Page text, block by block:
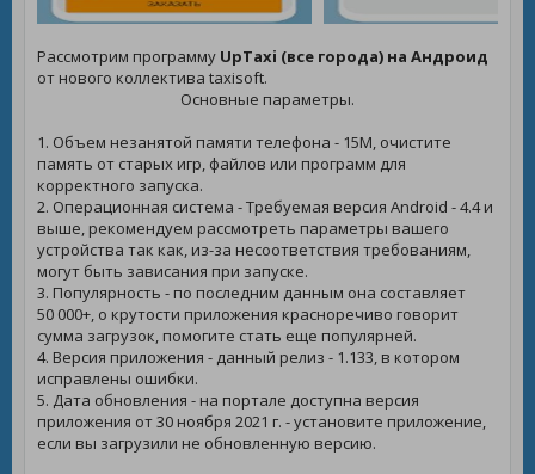
Рассмотрим программу UpTaxi (все города) на Андроид
от нового коллектива taxisoft.
Основные параметры.
1. Объем незанятой памяти телефона - 15M, очистите
память от старых игр, файлов или программ для
корректного запуска.
2. Операционная система - Требуемая версия Android - 4.4 и
выше, рекомендуем рассмотреть параметры вашего
устройства так как, из-за несоответствия требованиям,
могут быть зависания при запуске.
3. Популярность - по последним данным она составляет
50 000+, о крутости приложения красноречиво говорит
сумма загрузок, помогите стать еще популярней.
4. Версия приложения - данный релиз - 1.133, в котором
исправлены ошибки.
5. Дата обновления - на портале доступна версия
приложения от 30 ноября 2021 г. - установите приложение,
если вы загрузили не обновленную версию.